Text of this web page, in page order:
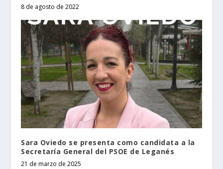
8 de agosto de 2022
Sara Oviedo se presenta como candidata a la
Secretaría General del PSOE de Leganés
21 de marzo de 2025